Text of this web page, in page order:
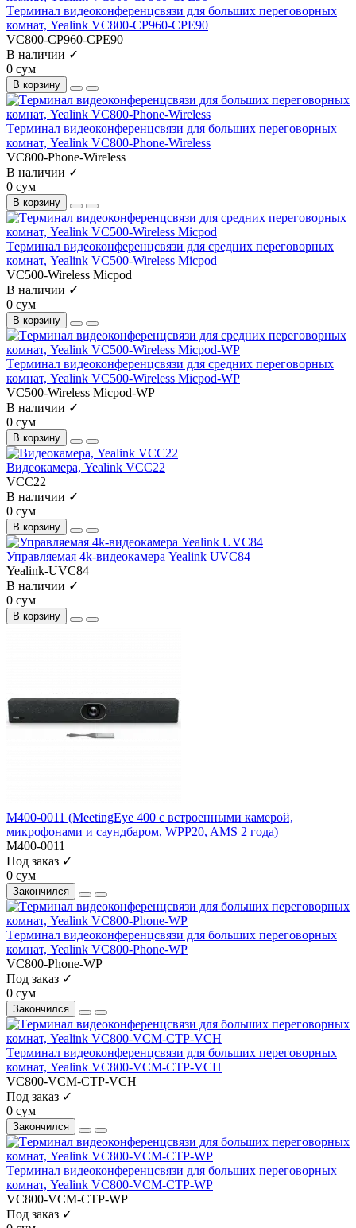
Tерминал видеоконференцсвязи для больших переговорных
комнат, Yealink VC800-CP960-CPE90
VC800-CP960-CPE90
В наличии ✓
0 сум
В корзину
Tерминал видеоконференцсвязи для больших переговорных
комнат, Yealink VC800-Phone-Wireless
VC800-Phone-Wireless
В наличии ✓
0 сум
В корзину
Tерминал видеоконференцсвязи для средних переговорных
комнат, Yealink VC500-Wireless Micpod
VC500-Wireless Micpod
В наличии ✓
0 сум
В корзину
Tерминал видеоконференцсвязи для средних переговорных
комнат, Yealink VC500-Wireless Micpod-WP
VC500-Wireless Micpod-WP
В наличии ✓
0 сум
В корзину
Видеокамера, Yealink VCC22
VCC22
В наличии ✓
0 сум
В корзину
Управляемая 4k-видеокамера Yealink UVC84
Yealink-UVC84
В наличии ✓
0 сум
В корзину
M400-0011 (MeetingEye 400 с встроенными камерой,
микрофонами и саундбаром, WPP20, AMS 2 года)
M400-0011
Под заказ ✓
0 сум
Закончился
Tерминал видеоконференцсвязи для больших переговорных
комнат, Yealink VC800-Phone-WP
VC800-Phone-WP
Под заказ ✓
0 сум
Закончился
Tерминал видеоконференцсвязи для больших переговорных
комнат, Yealink VC800-VCM-CTP-VCH
VC800-VCM-CTP-VCH
Под заказ ✓
0 сум
Закончился
Tерминал видеоконференцсвязи для больших переговорных
комнат, Yealink VC800-VCM-CTP-WP
VC800-VCM-CTP-WP
Под заказ ✓